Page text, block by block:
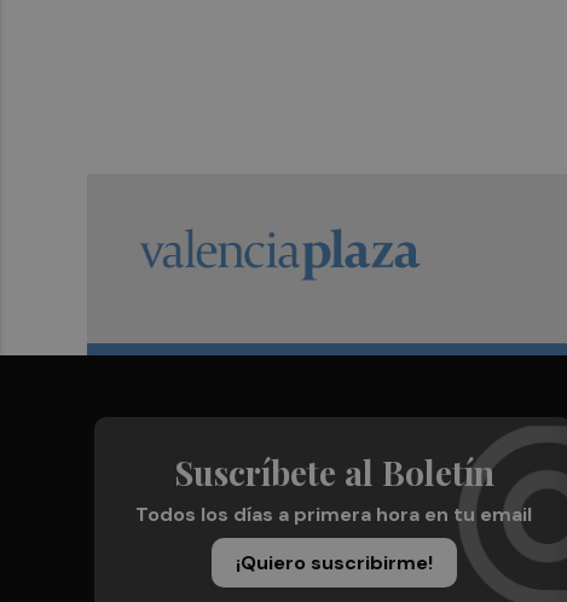
Suscríbete al Boletín
Todos los días a primera hora en tu email
¡Quiero suscribirme!